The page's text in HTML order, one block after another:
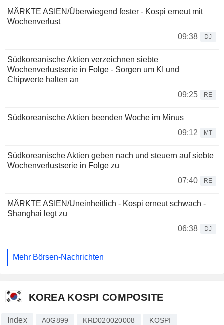
MÄRKTE ASIEN/Überwiegend fester - Kospi erneut mit
Wochenverlust
09:38
DJ
Südkoreanische Aktien verzeichnen siebte
Wochenverlustserie in Folge - Sorgen um KI und
Chipwerte halten an
09:25
RE
Südkoreanische Aktien beenden Woche im Minus
09:12
MT
Südkoreanische Aktien geben nach und steuern auf siebte
Wochenverlustserie in Folge zu
07:40
RE
MÄRKTE ASIEN/Uneinheitlich - Kospi erneut schwach -
Shanghai legt zu
06:38
DJ
Mehr Börsen-Nachrichten
KOREA KOSPI COMPOSITE
Index A0G899 KRD020020008 KOSPI